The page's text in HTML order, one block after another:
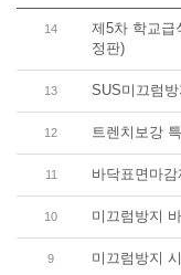
14
제5차 학교급
정판)
13 SUS미끄럼
12 트렌치보강
11 바닥표면마
10 미끄럼방지
9 미끄럼방지